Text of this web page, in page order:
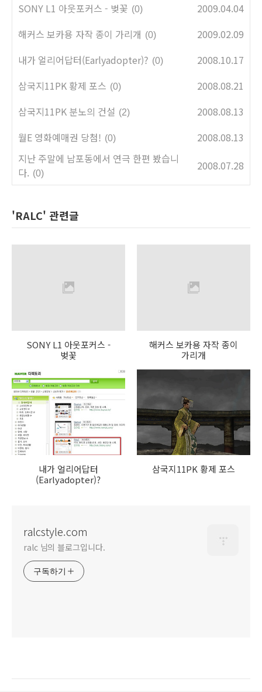
SONY L1 아웃포커스 - 벚꽃 (0)
2009.04.04
해커스 보카용 자작 종이 가리개 (0)
2009.02.09
내가 얼리어답터(Earlyadopter)? (0)
2008.10.17
삼국지11PK 황제 포스 (0)
2008.08.21
삼국지11PK 분노의 건설 (2)
2008.08.13
월E 영화예매권 당첨! (0)
2008.08.13
지난 주말에 남포동에서 연극 한편 봤습니
다. (0)
2008.07.28
'RALC' 관련글
SONY L1 아웃포커스 -
벚꽃
해커스 보카용 자작 종이
가리개
내가 얼리어답터
(Earlyadopter)?
삼국지11PK 황제 포스
ralcstyle.com
ralc 님의 블로그입니다.
구독하기